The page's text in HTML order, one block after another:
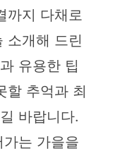
까지 다채로
소개해 드린
유용한 팁
할 추억과 최
바랍니다.
는 가을을